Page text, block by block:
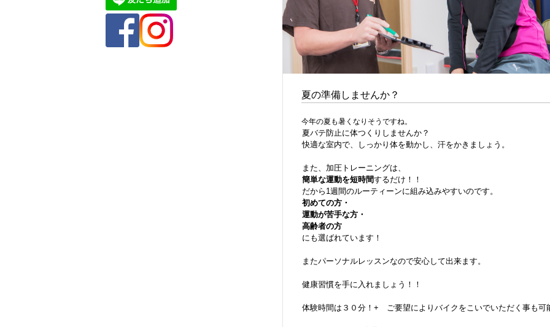
夏の準備しませんか？
今年の夏も暑くなりそうですね。
夏バテ防止に体つくりしませんか？
快適な室内で、しっかり体を動かし、汗をかきましょう。
また、加圧トレーニングは、
簡単な運動を短時間するだけ！！
だから1週間のルーティーンに組み込みやすいのです。
初めての方・
運動が苦手な方・
高齢者の方
にも選ばれています！
またパーソナルレッスンなので安心して出来ます。
健康習慣を手に入れましょう！！
体験時間は３０分！+ ご要望によりバイクをこいでいただく事も可